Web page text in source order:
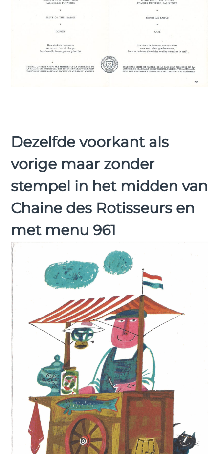
Dezelfde voorkant als
vorige maar zonder
stempel in het midden van
Chaine des Rotisseurs en
met menu 961